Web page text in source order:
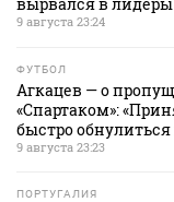
9 августа 23:24
ФУТБОЛ
Агкацев — о
«Спартаком»:
быстро
9 августа 23:23
ПОРТУГАЛИЯ